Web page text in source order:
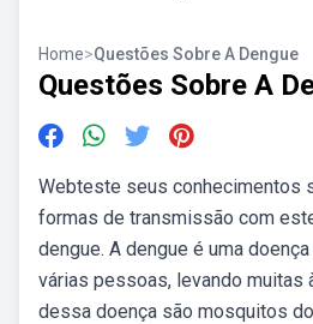
Home>Questões Sobre A Dengue
Questões Sobre A
Webteste seus conhecimentos
formas de transmissão com
dengue. A dengue é uma
várias pessoas, levando muitas
dessa doença são mosquitos